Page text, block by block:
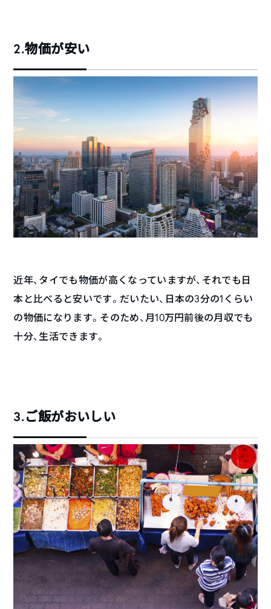
2.物価が安い
近年、タイでも物価が高くなっていますが、それでも日
本と比べると安いです。だいたい、日本の3分の1くらい
の物価になります。そのため、月10万円前後の月収でも
十分、生活できます。
3.ご飯がおいしい